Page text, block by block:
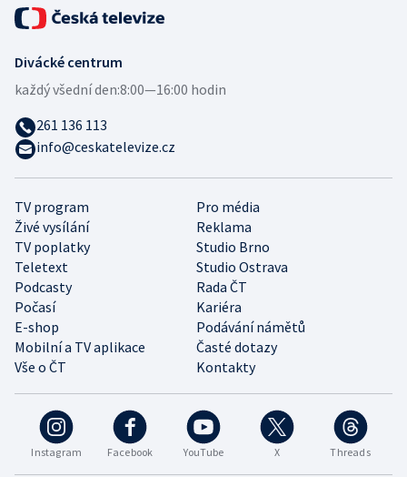
Instagram Facebook YouTube X Threads
TV program
Pro média
Živé vysílání
Reklama
TV poplatky
Studio Brno
Teletext
Studio Ostrava
Podcasty
Rada ČT
Počasí
Kariéra
E-shop
Podávání námětů
Mobilní a TV aplikace
Časté dotazy
Vše o ČT
Kontakty
Divácké centrum
každý všední den:8:00—16:00 hodin
261 136 113
info@ceskatelevize.cz